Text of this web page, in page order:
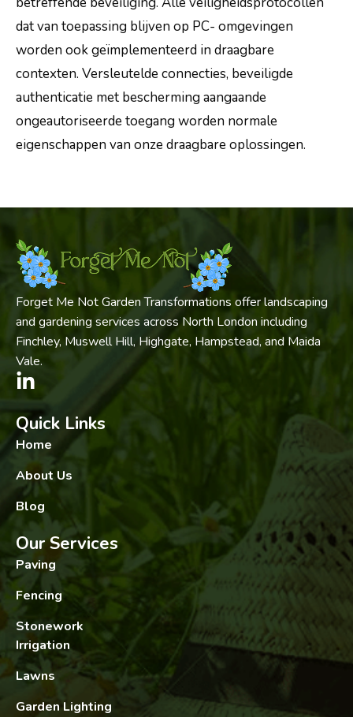
dat van toepassing blijven op PC- omgevingen
worden ook geïmplementeerd in draagbare
contexten. Versleutelde connecties, beveiligde
authenticatie met bescherming aangaande
ongeautoriseerde toegang worden normale
eigenschappen van onze draagbare oplossingen.
Forget Me Not Garden Transformations offer landscaping
and gardening services across North London including
Finchley, Muswell Hill, Highgate, Hampstead, and Maida
Vale.
Quick Links
Home
About Us
Blog
Our Services
Paving
Fencing
Stonework
Irrigation
Lawns
Garden Lighting